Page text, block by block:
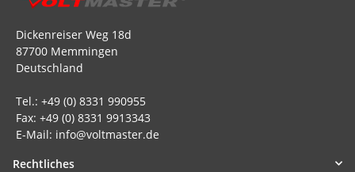
Dickenreiser Weg 18d
87700 Memmingen
Deutschland
Tel.: +49 (0) 8331 990955
Fax: +49 (0) 8331 9913343
E-Mail: info@voltmaster.de
Rechtliches